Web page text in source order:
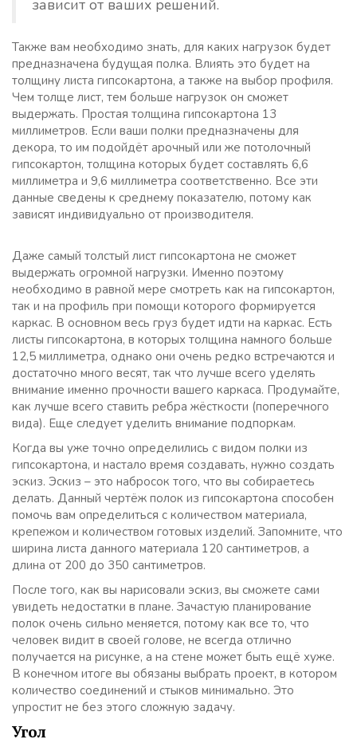
зависит от ваших решений.
Также вам необходимо знать, для каких нагрузок будет
предназначена будущая полка. Влиять это будет на
толщину листа гипсокартона, а также на выбор профиля.
Чем толще лист, тем больше нагрузок он сможет
выдержать. Простая толщина гипсокартона 13
миллиметров. Если ваши полки предназначены для
декора, то им подойдёт арочный или же потолочный
гипсокартон, толщина которых будет составлять 6,6
миллиметра и 9,6 миллиметра соответственно. Все эти
данные сведены к среднему показателю, потому как
зависят индивидуально от производителя.
Даже самый толстый лист гипсокартона не сможет
выдержать огромной нагрузки. Именно поэтому
необходимо в равной мере смотреть как на гипсокартон,
так и на профиль при помощи которого формируется
каркас. В основном весь груз будет идти на каркас. Есть
листы гипсокартона, в которых толщина намного больше
12,5 миллиметра, однако они очень редко встречаются и
достаточно много весят, так что лучше всего уделять
внимание именно прочности вашего каркаса. Продумайте,
как лучше всего ставить ребра жёсткости (поперечного
вида). Еще следует уделить внимание подпоркам.
Когда вы уже точно определились с видом полки из
гипсокартона, и настало время создавать, нужно создать
эскиз. Эскиз – это набросок того, что вы собираетесь
делать. Данный чертёж полок из гипсокартона способен
помочь вам определиться с количеством материала,
крепежом и количеством готовых изделий. Запомните, что
ширина листа данного материала 120 сантиметров, а
длина от 200 до 350 сантиметров.
После того, как вы нарисовали эскиз, вы сможете сами
увидеть недостатки в плане. Зачастую планирование
полок очень сильно меняется, потому как все то, что
человек видит в своей голове, не всегда отлично
получается на рисунке, а на стене может быть ещё хуже.
В конечном итоге вы обязаны выбрать проект, в котором
количество соединений и стыков минимально. Это
упростит не без этого сложную задачу.
Угол